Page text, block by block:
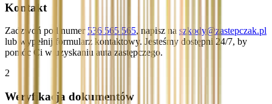
Kontakt
Zadzwoń pod numer 536 565 565, napisz na szkody@zastepczak.pl
lub wypełnij formularz kontaktowy. Jesteśmy dostępni 24/7, by
pomóc Ci w uzyskaniu auta zastępczego.
2
Weryfikacja dokumentów